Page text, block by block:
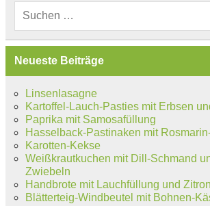
Neueste Beiträge
Linsenlasagne
Kartoffel-Lauch-Pasties mit Erbsen
Paprika mit Samosafüllung
Hasselback-Pastinaken mit
Karotten-Kekse
Weißkrautkuchen mit Dill-Schmand
Zwiebeln
Handbrote mit Lauchfüllung und
Blätterteig-Windbeutel mit Bohnen-